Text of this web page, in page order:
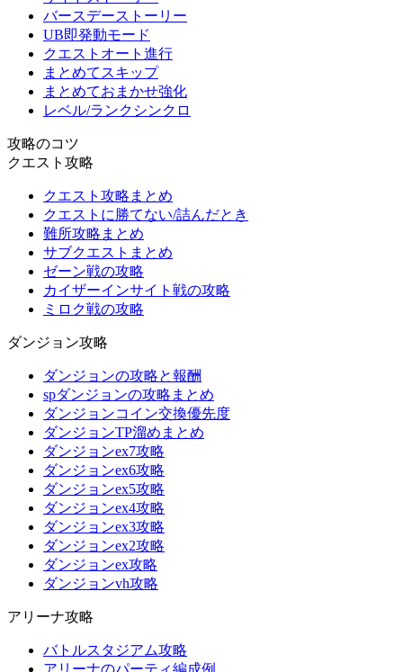
バースデーストーリー
UB即発動モード
クエストオート進行
まとめてスキップ
まとめておまかせ強化
レベル/ランクシンクロ
攻略のコツ
クエスト攻略
クエスト攻略まとめ
クエストに勝てない/詰んだとき
難所攻略まとめ
サブクエストまとめ
ゼーン戦の攻略
カイザーインサイト戦の攻略
ミロク戦の攻略
ダンジョン攻略
ダンジョンの攻略と報酬
spダンジョンの攻略まとめ
ダンジョンコイン交換優先度
ダンジョンTP溜めまとめ
ダンジョンex7攻略
ダンジョンex6攻略
ダンジョンex5攻略
ダンジョンex4攻略
ダンジョンex3攻略
ダンジョンex2攻略
ダンジョンex攻略
ダンジョンvh攻略
アリーナ攻略
バトルスタジアム攻略
アリーナのパーティ編成例